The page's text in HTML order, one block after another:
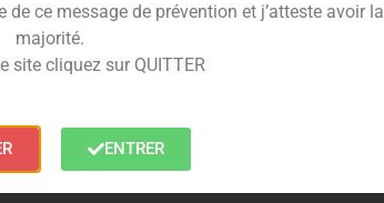
de leur gamme Sweet
parArômes & Liquides
ce message de prévention et j’atteste avoir la
majorité.
site cliquez sur QUITTER
ENTRER